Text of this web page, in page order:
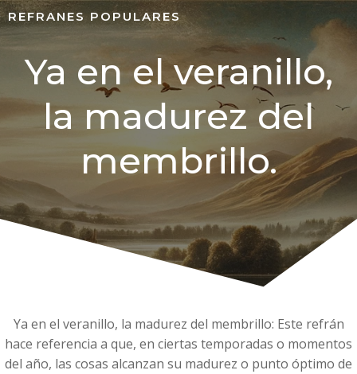
REFRANES POPULARES
Ya en el veranillo,
la madurez del
membrillo.
Ya en el veranillo, la madurez del membrillo: Este refrán
hace referencia a que, en ciertas temporadas o momentos
del año, las cosas alcanzan su madurez o punto óptimo de